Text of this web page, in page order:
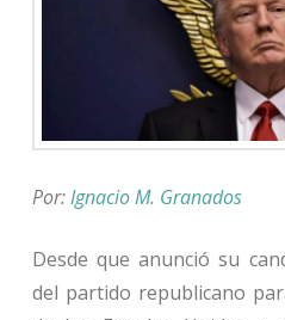
Por:Ignacio M. Granados
Desde que anunció su
del partido republicano